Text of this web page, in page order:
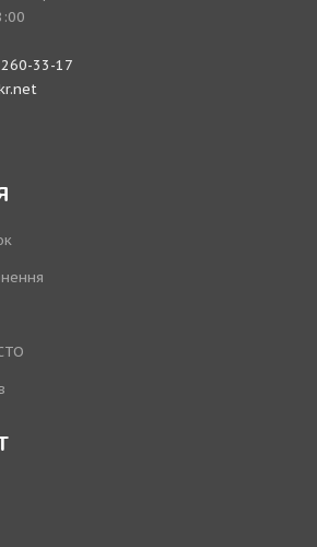
33-17